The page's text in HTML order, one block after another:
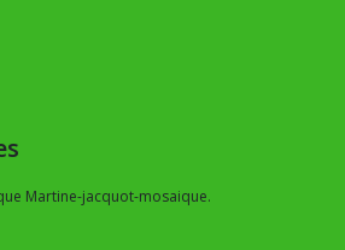
Martine-jacquot-mosaique.